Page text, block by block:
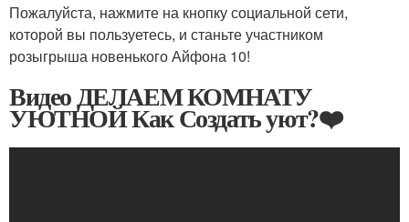
Пожалуйста, нажмите на кнопку социальной сети,
которой вы пользуетесь, и станьте участником
розыгрыша новенького Айфона 10!
Видео ДЕЛАЕМ КОМНАТУ
УЮТНОЙ Как Создать уют?❤️